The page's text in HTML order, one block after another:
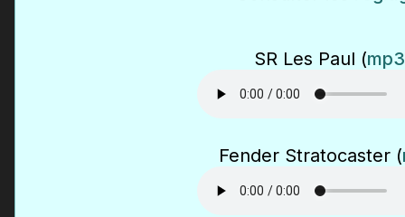
SR Les Paul (mp3
Fender Stratocaster (